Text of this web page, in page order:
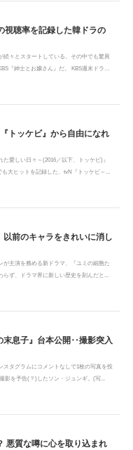
視聴率を記録した韓ドラの
続々とスタートしている。その中でも驚異
『紳士とお嬢さん』だ。 KBS週末ドラ
トッケビ』から自由になれ
愛しい日々～(2016／以下、トッケビ)』
大ヒットを記録した、tvN『トッケビ～...
前のキャラをきれいに消し
が主演を務める新ドラマ、『ユミの細胞た
らず、ドラマ界に新しい歴史を刻んだと...
末息子』台本公開‥撮影突入
スタグラムにコメントなしで1枚の写真を投
影を予告(？)したソン・ジュンギ。(写...
悪質な噂に心を取り込まれ